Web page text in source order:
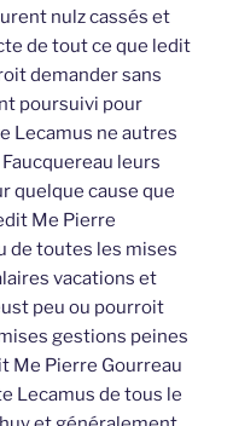
nulz cassés et
de tout ce que ledit
demander sans
poursuivi pour
Lecamus ne autres
leurs
quelque cause que
Me Pierre
de toutes les mises
vacations et
peu ou pourroit
gestions peines
Me Pierre Gourreau
Lecamus de tous le